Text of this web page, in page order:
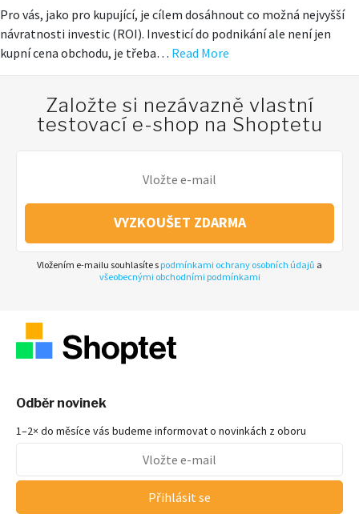
Pro vás, jako pro kupující, je cílem dosáhnout co možná nejvyšší
návratnosti investic (ROI). Investicí do podnikání ale není jen
kupní cena obchodu, je třeba… Read More
Založte si nezávazně vlastní
testovací e-shop na Shoptetu
VYZKOUŠET ZDARMA
Vložením e-mailu souhlasíte s podmínkami ochrany osobních údajů a
všeobecnými obchodními podmínkami
Odběr novinek
1–2× do měsíce vás budeme informovat o novinkách z oboru
Přihlásit se